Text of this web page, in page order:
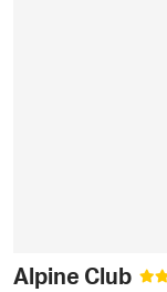
Alpine Club